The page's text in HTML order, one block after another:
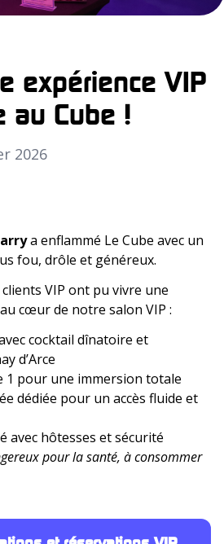
expérience VIP
au Cube !
2026
a enflammé Le Cube avec un
fou, drôle et généreux.
VIP ont pu vivre une
cœur de notre salon VIP :
cocktail dînatoire et
d’Arce
1 pour une immersion totale
dédiée pour un accès fluide et
avec hôtesses et sécurité
pour la santé, à consommer